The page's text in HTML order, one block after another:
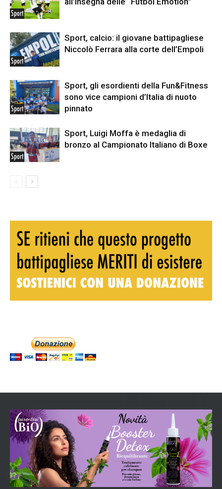
Sport
Sport
Sport, calcio: il giovane battipagliese
Niccolò Ferrara alla corte dell’Empoli
Sport
Sport, gli esordienti della Fun&Fitness
sono vice campioni d’Italia di nuoto
pinnato
Sport
Sport, Luigi Moffa è medaglia di
bronzo al Campionato Italiano di Boxe